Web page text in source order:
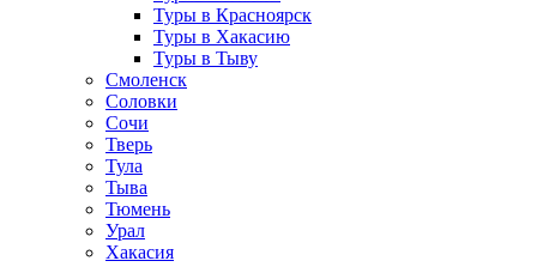
Туры в Красноярск
Туры в Хакасию
Туры в Тыву
Смоленск
Соловки
Сочи
Тверь
Тула
Тыва
Тюмень
Урал
Хакасия